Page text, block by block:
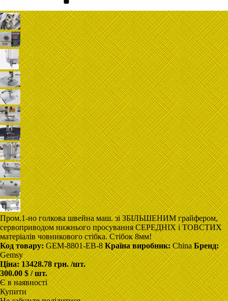
Пром.1-но голкова швейна маш. зі ЗБІЛЬШЕНИМ грайфером,
сервоприводом нижнього просування СЕРЕДНІХ і ТОВСТИХ
матеріалів човникового стібка. Стібок 8мм!
Код товару:GEM-8801-EB-8 Країна виробник:China Бренд:
Gemsy
Ціна:13428.78 грн./шт.
300.00 $ / шт.
Є в наявності
Купити